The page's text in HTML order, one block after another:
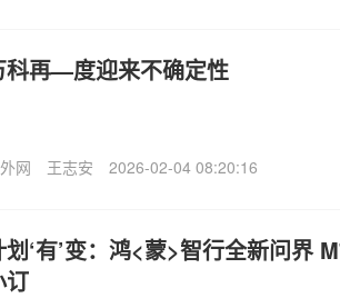
科再—度迎来不确定性
网 王志安 2026-02-04 08:20:16
划‘有’变：鸿<蒙>智行全新问界
订